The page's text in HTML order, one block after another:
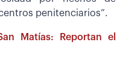
penitenciarios”.
Matías: Reportan el